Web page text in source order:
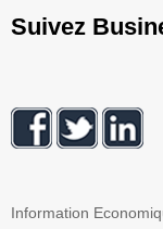
Suivez
Information